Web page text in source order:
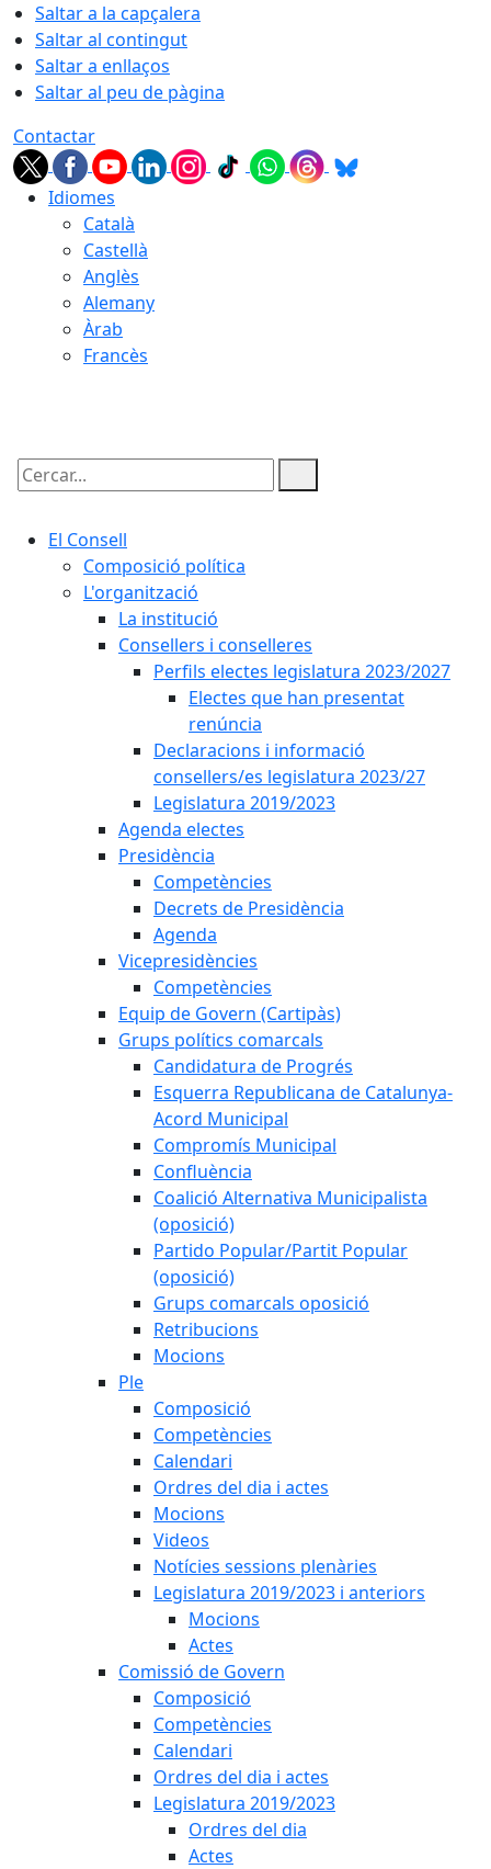
Saltar a la capçalera
Saltar al contingut
Saltar a enllaços
Saltar al peu de pàgina
Contactar
Idiomes
Català
Castellà
Anglès
Alemany
Àrab
Francès
Cercar:
El Consell
Composició política
L'organització
La institució
Consellers i conselleres
Perfils electes legislatura 2023/2027
Electes que han presentat
renúncia
Declaracions i informació
consellers/es legislatura 2023/27
Legislatura 2019/2023
Agenda electes
Presidència
Competències
Decrets de Presidència
Agenda
Vicepresidències
Competències
Equip de Govern (Cartipàs)
Grups polítics comarcals
Candidatura de Progrés
Esquerra Republicana de Catalunya-
Acord Municipal
Compromís Municipal
Confluència
Coalició Alternativa Municipalista
(oposició)
Partido Popular/Partit Popular
(oposició)
Grups comarcals oposició
Retribucions
Mocions
Ple
Composició
Competències
Calendari
Ordres del dia i actes
Mocions
Videos
Notícies sessions plenàries
Legislatura 2019/2023 i anteriors
Mocions
Actes
Comissió de Govern
Composició
Competències
Calendari
Ordres del dia i actes
Legislatura 2019/2023
Ordres del dia
Actes